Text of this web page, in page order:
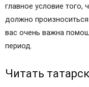
главное условие
должно
вас очень важна
период.
Читать